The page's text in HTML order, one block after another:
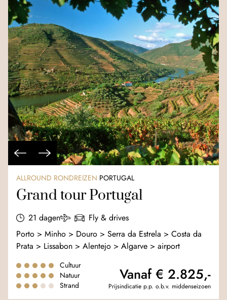
ALLROUND RONDREIZEN PORTUGAL
Grand tour Portugal
21 dagen
Fly & drives
Porto > Minho > Douro > Serra da Estrela > Costa da
Prata > Lissabon > Alentejo > Algarve > airport
Cultuur
Natuur
Strand
Vanaf € 2.825,-
Prijsindicatie p.p. o.b.v. middenseizoen